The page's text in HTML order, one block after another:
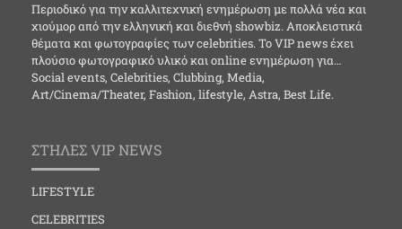
Περιοδικό για την καλλιτεχνική ενημέρωση με πολλά νέα και
χιούμορ από την ελληνική και διεθνή showbiz. Αποκλειστικά
θέματα και φωτογραφίες των celebrities. Το VIP news έχει
πλούσιο φωτογραφικό υλικό και online ενημέρωση για…
Social events, Celebrities, Clubbing, Media,
Art/Cinema/Theater, Fashion, lifestyle, Astra, Best Life.
ΣΤΗΛΕΣ VIP NEWS
LIFESTYLE
CELEBRITIES